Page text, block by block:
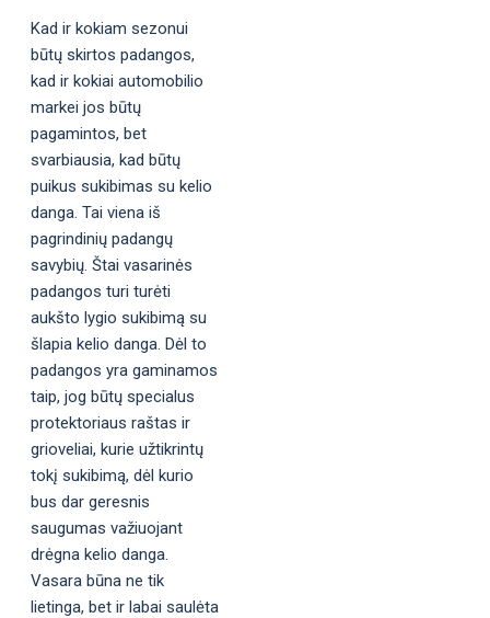
Kad ir kokiam sezonui
būtų skirtos padangos,
kad ir kokiai automobilio
markei jos būtų
pagamintos, bet
svarbiausia, kad būtų
puikus sukibimas su kelio
danga. Tai viena iš
pagrindinių padangų
savybių. Štai vasarinės
padangos turi turėti
aukšto lygio sukibimą su
šlapia kelio danga. Dėl to
padangos yra gaminamos
taip, jog būtų specialus
protektoriaus raštas ir
grioveliai, kurie užtikrintų
tokį sukibimą, dėl kurio
bus dar geresnis
saugumas važiuojant
drėgna kelio danga.
Vasara būna ne tik
lietinga, bet ir labai saulėta